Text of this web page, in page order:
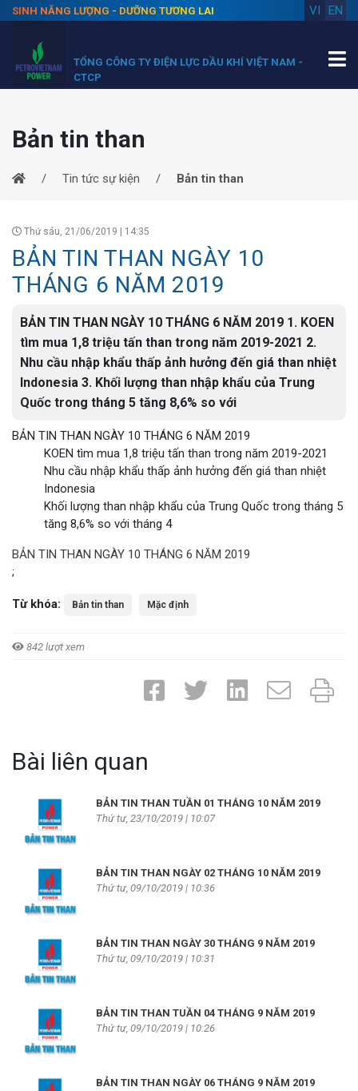
SINH NĂNG LƯỢNG - DƯỠNG TƯƠNG LAI EN
VI
TỔNG CÔNG TY ĐIỆN LỰC DẦU KHÍ VIỆT NAM -
CTCP
Bản tin than
Tin tức sự kiện Bản tin than
Thứ sáu, 21/06/2019 | 14:35
BẢN TIN THAN NGÀY 10
THÁNG 6 NĂM 2019
BẢN TIN THAN NGÀY 10 THÁNG 6 NĂM 2019 1. KOEN
tìm mua 1,8 triệu tấn than trong năm 2019-2021 2.
Nhu cầu nhập khẩu thấp ảnh hưởng đến giá than nhiệt
Indonesia 3. Khối lượng than nhập khẩu của Trung
Quốc trong tháng 5 tăng 8,6% so với
BẢN TIN THAN NGÀY 10 THÁNG 6 NĂM 2019
KOEN tìm mua 1,8 triệu tấn than trong năm 2019-2021
Nhu cầu nhập khẩu thấp ảnh hưởng đến giá than nhiệt
Indonesia
Khối lượng than nhập khẩu của Trung Quốc trong tháng 5
tăng 8,6% so với tháng 4
BẢN TIN THAN NGÀY 10 THÁNG 6 NĂM 2019
;
Từ khóa: Bản tin than Mặc định
842 lượt xem
Bài liên quan
BẢN TIN THAN TUẦN 01 THÁNG 10 NĂM 2019
Thứ tư, 23/10/2019 | 10:07
BẢN TIN THAN NGÀY 02 THÁNG 10 NĂM 2019
Thứ tư, 09/10/2019 | 10:36
BẢN TIN THAN NGÀY 30 THÁNG 9 NĂM 2019
Thứ tư, 09/10/2019 | 10:31
BẢN TIN THAN TUẦN 04 THÁNG 9 NĂM 2019
Thứ tư, 09/10/2019 | 10:26
BẢN TIN THAN NGÀY 06 THÁNG 9 NĂM 2019